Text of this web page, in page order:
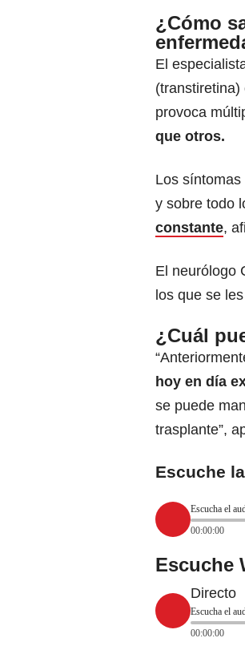
¿Cómo
El
provoca
que otros.
Los
y sobre todo
constante,
El neurólogo
los que se
¿Cuál
hoy en día
se puede
trasplante”,
Escuche
Escucha el
00:00:00
Escuche
Directo
Escucha el
00:00:00